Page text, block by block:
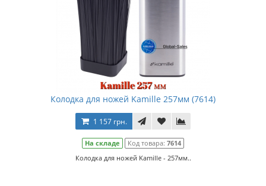
Колодка для ножей Kamille 257мм (7614)
1 157 грн.
На складе Код товара: 7614
Колодка для ножей Kamille - 257мм..